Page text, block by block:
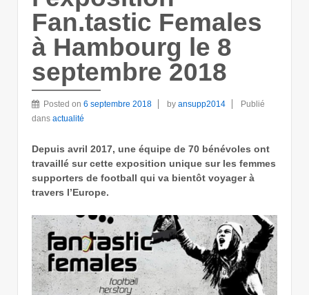
Fan.tastic Females
à Hambourg le 8
septembre 2018
Posted on 6 septembre 2018 by ansupp2014
Publié
dans actualité
Depuis avril 2017, une équipe de 70 bénévoles ont
travaillé sur cette exposition unique sur les femmes
supporters de football qui va bientôt voyager à
travers l’Europe.